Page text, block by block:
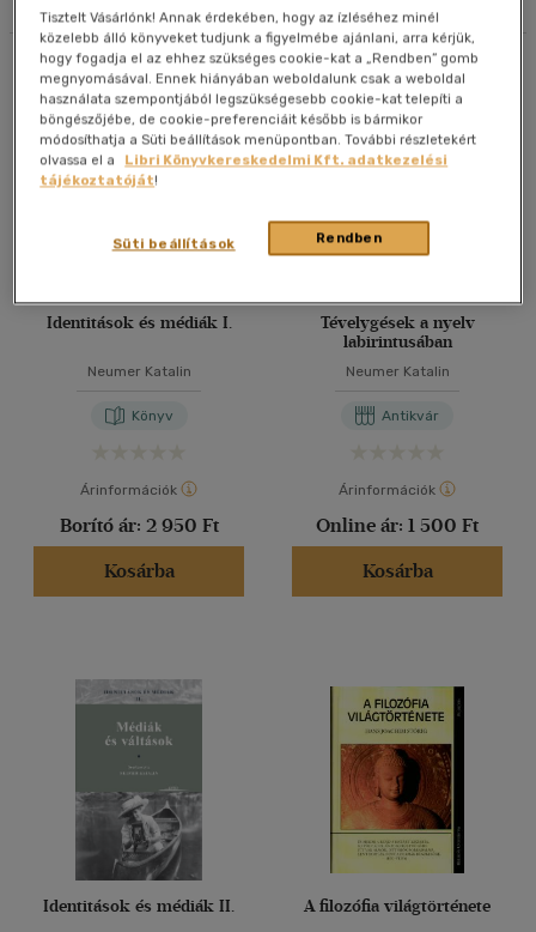
40 db / oldal
Alkalmaz
Összesen5db
Identitások és médiák I.
Neumer Katalin
Könyv
Árinformációk
Borító ár: 2 950 Ft
Kosárba
Tévelygések a nyelv
labirintusában
Neumer Katalin
Antikvár
Árinformációk
Online ár: 1 500 Ft
Kosárba
Identitások és médiák II. A filozófia világtörténete
Tisztelt Vásárlónk! Annak érdekében, hogy az ízléséhez minél
közelebb álló könyveket tudjunk a figyelmébe ajánlani, arra kérjük,
hogy fogadja el az ehhez szükséges cookie-kat a „Rendben” gomb
megnyomásával. Ennek hiányában weboldalunk csak a weboldal
használata szempontjából legszükségesebb cookie-kat telepíti a
böngészőjébe, de cookie-preferenciáit később is bármikor
módosíthatja a Süti beállítások menüpontban. További részletekért
olvassa el a
Libri Könyvkereskedelmi Kft. adatkezelési
tájékoztatóját!
Rendben
Süti beállítások